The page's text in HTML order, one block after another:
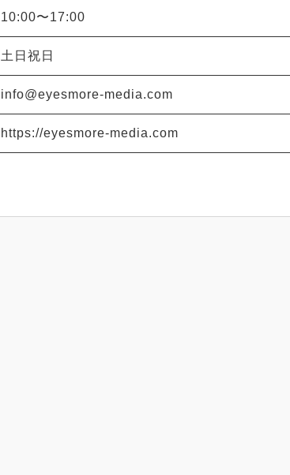
10:00〜17:00
土日祝日
info@eyesmore-media.com
https://eyesmore-media.com